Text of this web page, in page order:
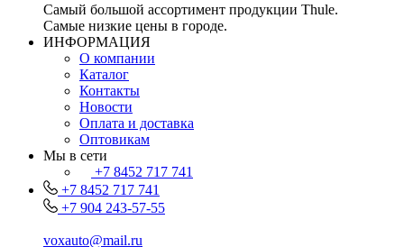
Самый большой ассортимент продукции Thule.
Самые низкие цены в городе.
ИНФОРМАЦИЯ
О компании
Каталог
Контакты
Новости
Оплата и доставка
Оптовикам
Мы в сети
+7 8452 717 741
+7 8452 717 741
+7 904 243-57-55
voxauto@mail.ru